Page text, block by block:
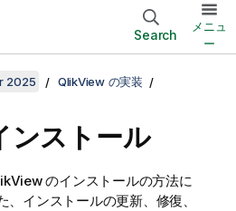
Search
メニュ
ー
2025 QlikView の実装
ンストール
のインストールの方法に
インストールの更新、修復、